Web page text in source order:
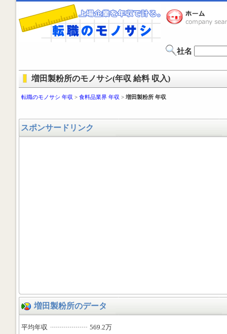
社名
増田製粉所のモノサシ(年収 給料 収入)
転職のモノサシ 年収 > 食料品業界 年収 > 増田製粉所 年収
スポンサードリンク
増田製粉所のデータ
平均年収 569.2万